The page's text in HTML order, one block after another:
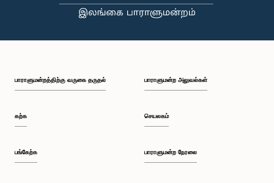
பி.ப. 1:09 - பி.ப. 1:25
பி.ப. 1:34 - பி.ப. 1:46
பாராளுமன்றத்திற்கு வருகை தருதல்
கற்க
பங்கேற்க
பாராளுமன்ற அலுவல்கள்
செயலகம்
பாராளுமன்ற நேரலை